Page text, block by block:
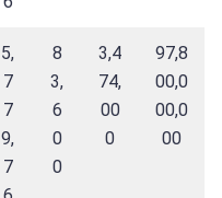
5,
7
7
9,
7
8
3,
6
0
0
3,4
74,
00
0
97,8
00,0
00,0
00